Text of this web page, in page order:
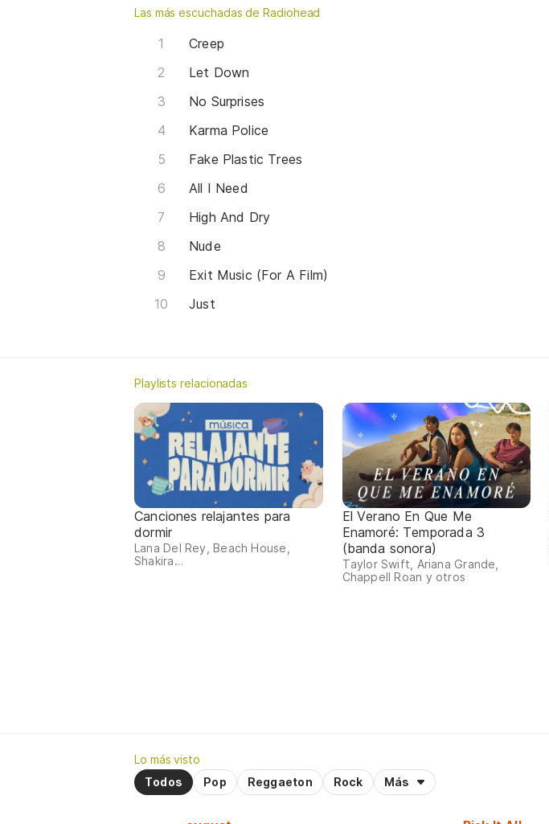
Las más escuchadas de Radiohead
Creep
Let Down
No Surprises
Karma Police
Fake Plastic Trees
All I Need
High And Dry
Nude
Exit Music (For A Film)
Just
Playlists relacionadas
Canciones relajantes para
dormir
Lana Del Rey, Beach House,
Shakira…
El Verano En Que Me
Enamoré: Temporada 3
(banda sonora)
Taylor Swift, Ariana Grande,
Chappell Roan y otros
Lo más visto
Todos
Pop Reggaeton Rock Más